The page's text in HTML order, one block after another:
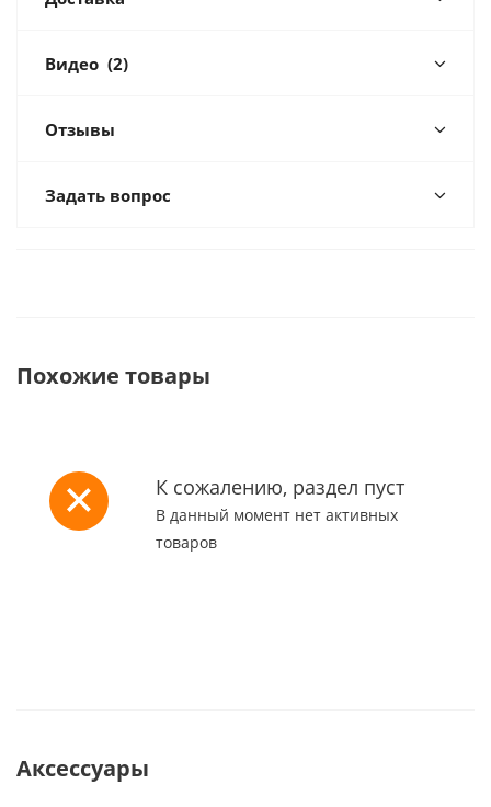
Видео (2)
Отзывы
Задать вопрос
Похожие товары
К сожалению, раздел пуст
В данный момент нет активных
товаров
Аксессуары